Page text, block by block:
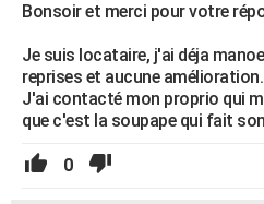
Bonsoir et merci pour votre
Je suis locataire, j'ai déja
reprises et aucune amélioration.
J'ai contacté mon proprio qui
que c'est la soupape qui fait
0